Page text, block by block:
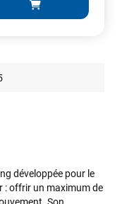
développée pour le
: offrir un maximum de